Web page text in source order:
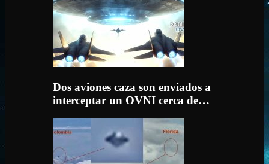
Dos aviones caza son enviados a
interceptar un OVNI cerca de…